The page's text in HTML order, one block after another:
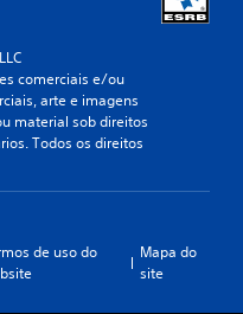
comerciais e/ou
arte e imagens
material sob direitos
Todos os direitos
de uso do
Mapa do
site